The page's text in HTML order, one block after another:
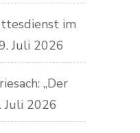
im
Juli 2026
„Der
Juli 2026